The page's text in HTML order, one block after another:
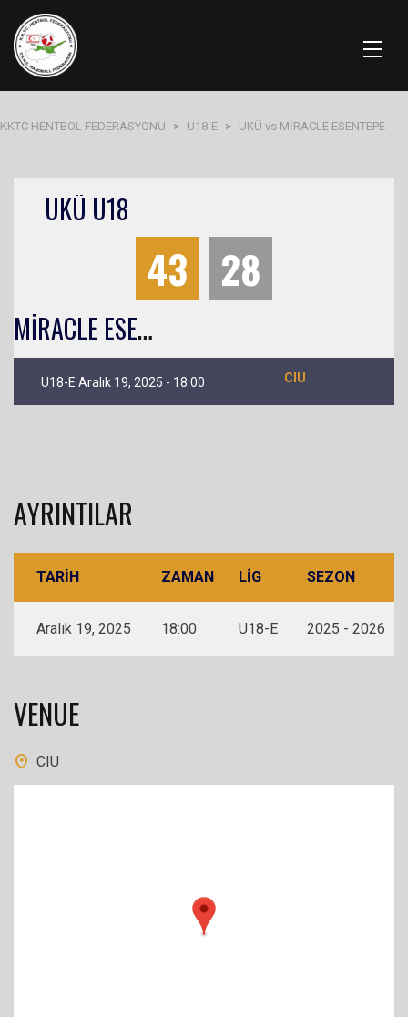
KKTC HENTBOL FEDERASYONU > U18-E > UKÜ vs MİRACLE ESENTEPE
UKÜ U18
43 28
M
İRACLE ESENTEPE
U18-E Aralık 19, 2025 - 18:00 CIU
AYRINTILAR
TARIH ZAMAN LIG SEZON
Aralık 19, 2025 18:00 U18-E 2025 - 2026
VENUE
CIU